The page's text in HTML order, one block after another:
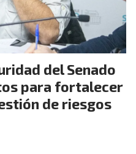
del Senado
para fortalecer
de riesgos